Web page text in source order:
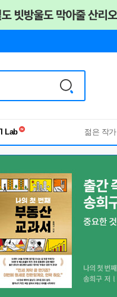
Lab
형검사
젊은 작가
길라드 헥셀만